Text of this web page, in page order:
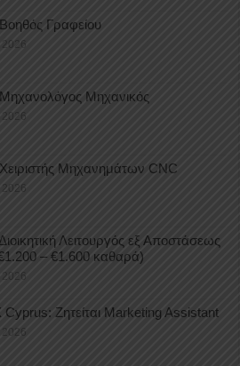
Βοηθός Γραφείου
2026
Μηχανολόγος Μηχανικός
2026
Χειριστής Μηχανημάτων CNC
Διοικητική Λειτουργός εξ Αποστάσεως
– €1.600 καθαρά)
Ζητείται Marketing Assistant